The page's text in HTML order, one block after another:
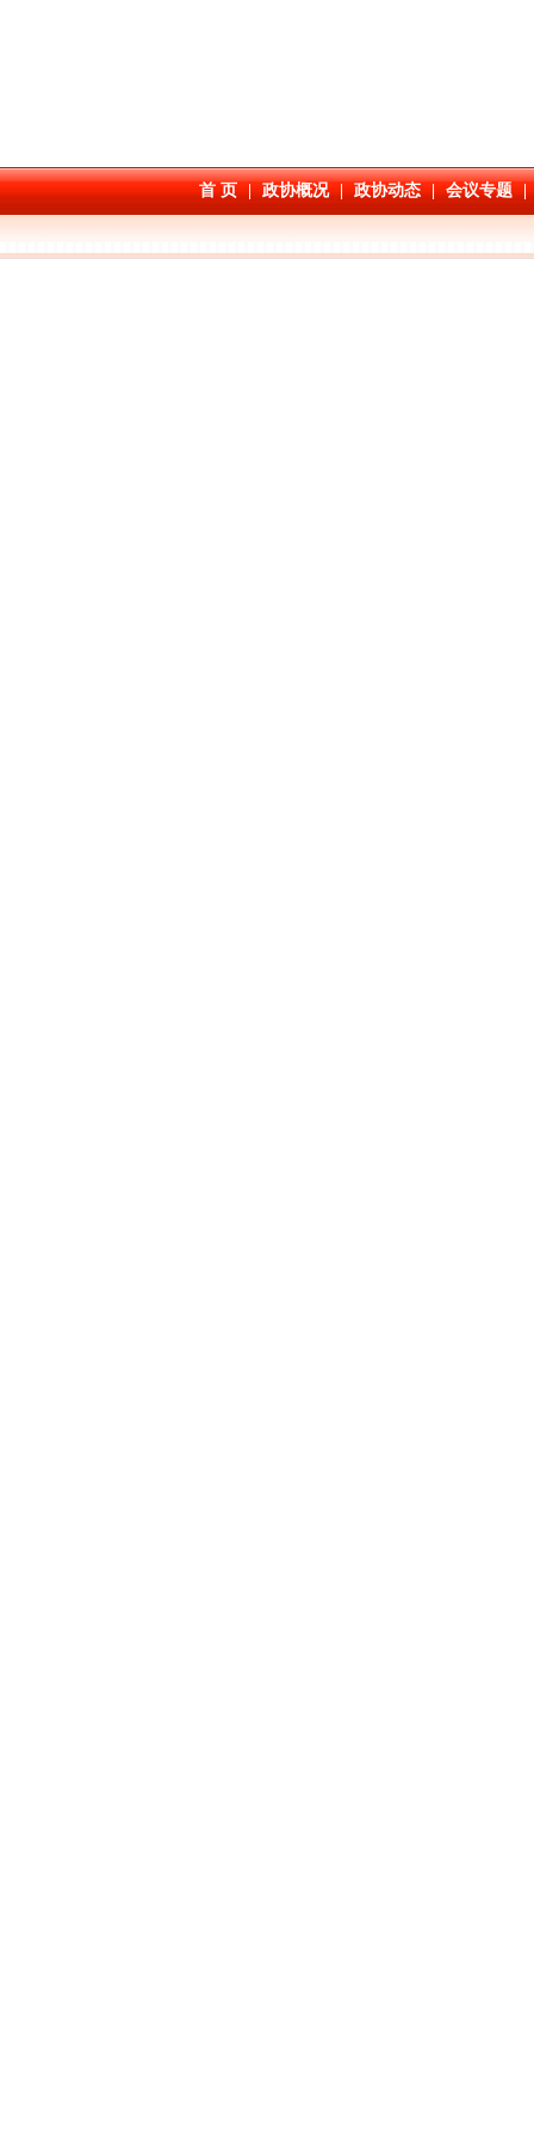
首 页 | 政协概况 | 政协动态 | 会议专题 |